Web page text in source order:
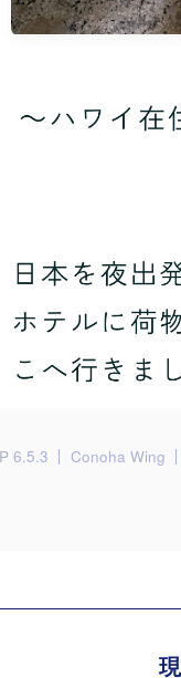
6.5.3 Conoha Wing